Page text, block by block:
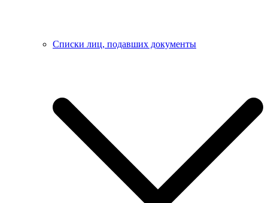
Списки лиц, подавших документы